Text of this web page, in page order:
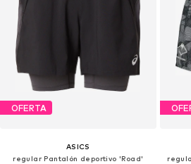
OFERTA
ASICS
regular Pantalón deportivo 'Road'